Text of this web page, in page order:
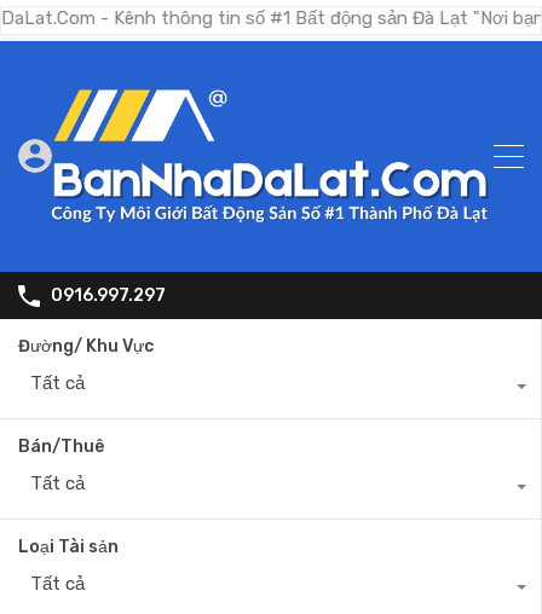
- Kênh thông tin số #1 Bất động sản Đà Lạt "Nơi bạn tìm
0916.997.297
Đường/ Khu Vực
Tất cả
Bán/Thuê
Tất cả
Loại Tài sản
Tất cả